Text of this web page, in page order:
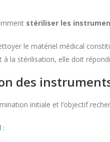
stériliser les
le matériel médical
à la stérilisation, elle doit
des
initiale et l’objectif
: